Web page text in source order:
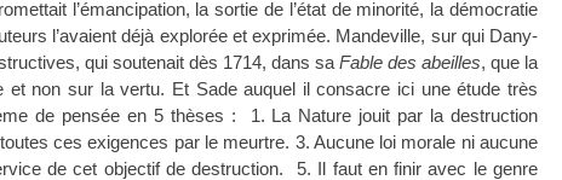
l’émancipation, la sortie de l’état de minorité, la démocratie
l’avaient déjà explorée et exprimée. Mandeville, sur qui Dany-
qui soutenait dès 1714, dans sa Fable des abeilles, que la
non sur la vertu. Et Sade auquel il consacre ici une étude très
de pensée en 5 thèses : 1. La Nature jouit par la destruction
ces exigences par le meurtre. 3. Aucune loi morale ni aucune
de cet objectif de destruction. 5. Il faut en finir avec le genre